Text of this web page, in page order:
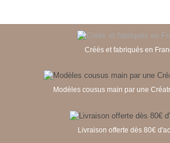
Créés et fabriqués en
Modèles cousus main par une
Livraison offerte dès 80€